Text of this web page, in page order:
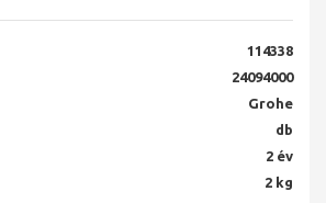
114338
24094000
Grohe
db
2 év
2 kg